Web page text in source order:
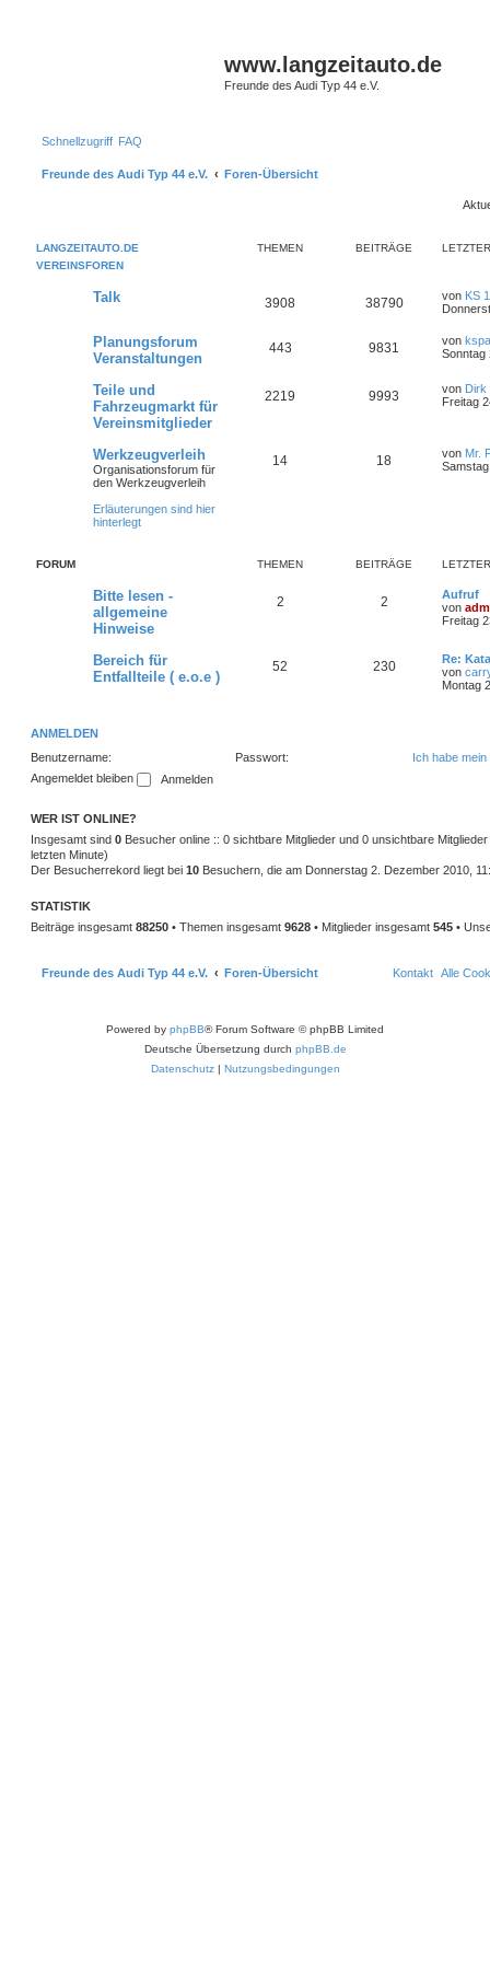
www.langzeitauto.de
Freunde des Audi Typ 44 e.V.
Schnellzugriff FAQ
Freunde des Audi Typ 44 e.V. Foren-Übersicht
LANGZEITAUTO.DE
VEREINSFOREN
THEMEN BEITRÄGE
Talk 3908 38790 von KS
Planungsforum
Veranstaltungen
443 9831 von
Sonntag
Teile und
Fahrzeugmarkt für
Vereinsmitglieder
2219 9993 von Dirk
Freitag
Werkzeugverleih
Organisationsforum für
den Werkzeugverleih
Erläuterungen sind hier
hinterlegt
14 18 von Mr.
FORUM THEMEN BEITRÄGE
Bitte lesen -
allgemeine
Hinweise
2 2
Aufruf
von
Freitag
Bereich für
Entfallteile ( e.o.e )
52 230
Re:
von
Montag
ANMELDEN
Benutzername:
Passwort:
Ich habe
Angemeldet bleiben
WER IST ONLINE?
Insgesamt sind 0 Besucher online :: 0 sichtbare Mitglieder und 0 unsichtbare
letzten Minute)
Der Besucherrekord liegt bei 10 Besuchern, die am Donnerstag 2. Dezember 2010,
STATISTIK
Beiträge insgesamt 88250 • Themen insgesamt 9628 • Mitglieder insgesamt 545 •
Freunde des Audi Typ 44 e.V. Foren-Übersicht Alle
Kontakt
Powered by phpBB® Forum Software © phpBB Limited
Deutsche Übersetzung durch phpBB.de
Datenschutz| Nutzungsbedingungen